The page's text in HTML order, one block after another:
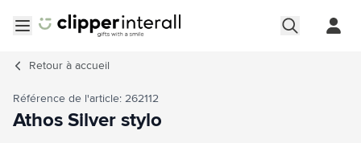
Retour à accueil
Référence de l'article: 262112
Athos Silver stylo